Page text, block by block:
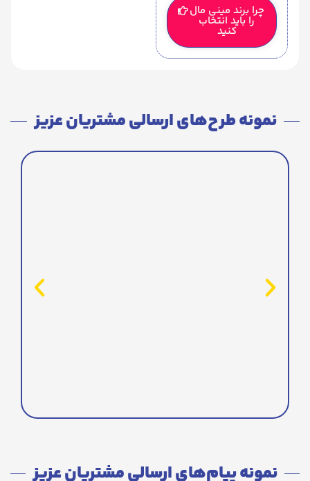
چرا برند مینی مال
را باید انتخاب
کنید
نمونه طرح‌های ارسالی مشتریان عزیز
نمونه پیام‌های ارسالی مشتریان عزیز